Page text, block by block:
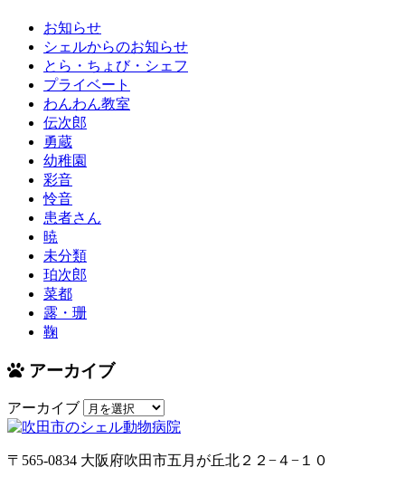
お知らせ
シェルからのお知らせ
とら・ちょび・シェフ
プライベート
わんわん教室
伝次郎
勇蔵
幼稚園
彩音
怜音
患者さん
暁
未分類
珀次郎
菜都
露・珊
鞠
アーカイブ
アーカイブ
〒565-0834 大阪府吹田市五月が丘北２２−４−１０